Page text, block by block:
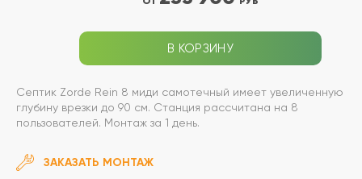
В КОРЗИНУ
Септик Zorde Rein 8 миди самотечный имеет увеличенную
глубину врезки до 90 см. Станция рассчитана на 8
пользователей. Монтаж за 1 день.
ЗАКАЗАТЬ МОНТАЖ